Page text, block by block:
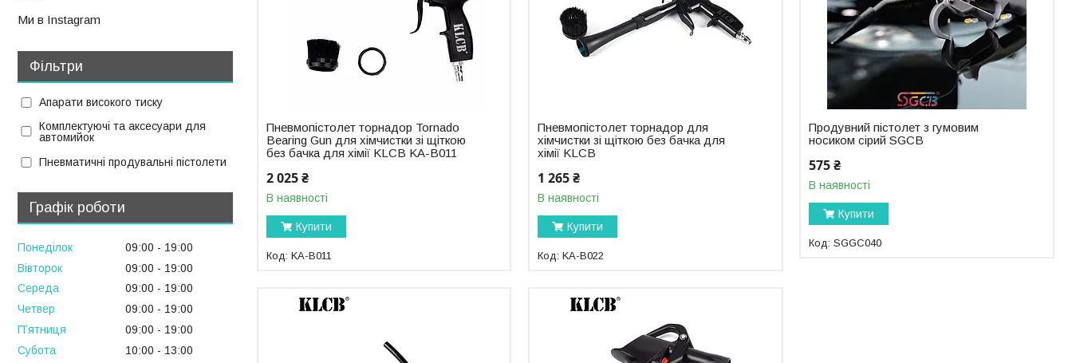
Пневмопістолет торнадор Tornado
Bearing Gun для хімчистки зі щіткою
без бачка для хімії KLCB KA-B011
2 025 ₴
В наявності
Купити
KA-B011
Пневмопістолет торнадор для
хімчистки зі щіткою без бачка для
хімії KLCB
1 265 ₴
В наявності
Купити
KA-B022
Продувний пістолет з гумовим
носиком сірий SGCB
575 ₴
В наявності
Купити
SGGC040
Ми в Instagram
Фільтри
Апарати високого тиску
Комплектуючі та аксесуари для
автомийок
Пневматичні продувальні пістолети
Графік роботи
Понеділок 09:00
19:00
Вівторок
09:00
19:00
Середа
09:00
19:00
Четвер
09:00
19:00
Пʼятниця
09:00
19:00
Субота
10:00
13:00